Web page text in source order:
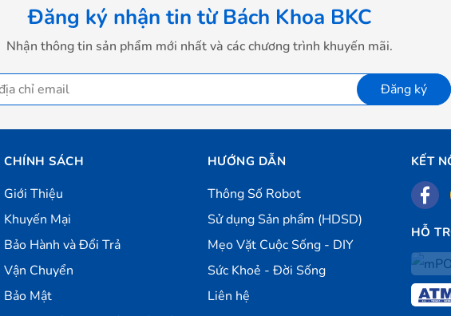
Đăng ký nhận tin từ Bách Khoa BKC
Nhận thông tin sản phẩm mới nhất và các chương trình khuyến mãi.
Đăng ký
CHÍNH SÁCH
Giới Thiệu
Khuyến Mại
Bảo Hành và Đổi Trả
Vận Chuyển
Bảo Mật
HƯỚNG DẪN
Thông Số Robot
Sử dụng Sản phẩm (HDSD)
Mẹo Vặt Cuộc Sống - DIY
Sức Khoẻ - Đời Sống
Liên hệ
KẾT
HỖ